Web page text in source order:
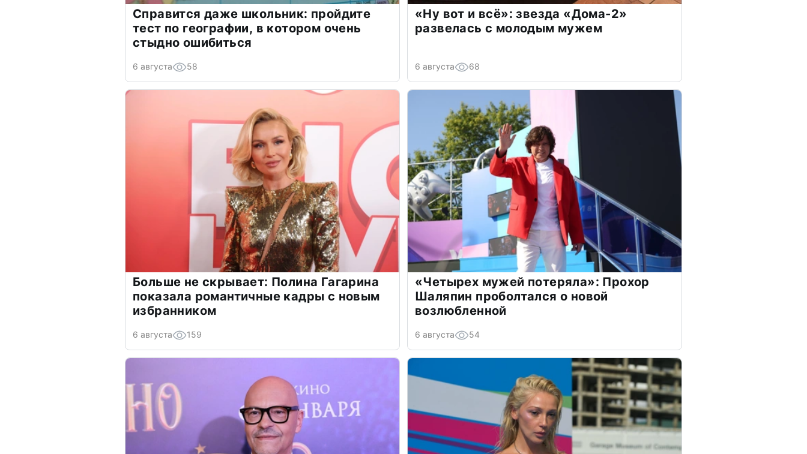
Справится даже школьник: пройдите
тест по географии, в котором очень
стыдно ошибиться
6 августа 58
«Ну вот и всё»: звезда «Дома-2»
развелась с молодым мужем
6 августа 68
Больше не скрывает: Полина Гагарина
показала романтичные кадры с новым
избранником
6 августа 159
«Четырех мужей потеряла»: Прохор
Шаляпин проболтался о новой
возлюбленной
6 августа 54